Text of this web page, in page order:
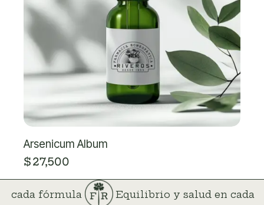
Arsenicum Album
$27,500
cada fórmula Equilibrio y salud en